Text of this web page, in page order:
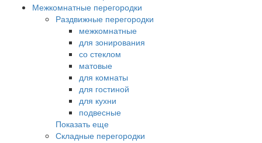
Межкомнатные перегородки
Раздвижные перегородки
межкомнатные
для зонирования
со стеклом
матовые
для комнаты
для гостиной
для кухни
подвесные
Показать еще
Складные перегородки